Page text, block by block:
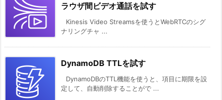
ラウザ間ビデオ通話を試す
Kinesis Video Streamsを使うとWebRTCのシグ
ナリングチャ ...
DynamoDB TTLを試す
DynamoDBのTTL機能を使うと、項目に期限を設
定して、自動削除することがで ...